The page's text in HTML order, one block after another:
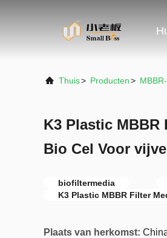
Thuis> Producten>
K3 Plastic MBBR
Bio Cel Voor
biofiltermedia
K3 Plastic MBBR Filter
Plaats van herkomst: